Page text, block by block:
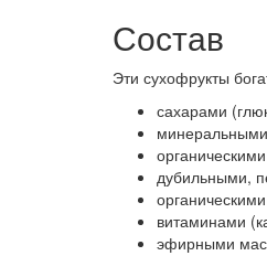
Состав
Эти сухофрукты
сахарами
дубильными,
витаминами
эфирными